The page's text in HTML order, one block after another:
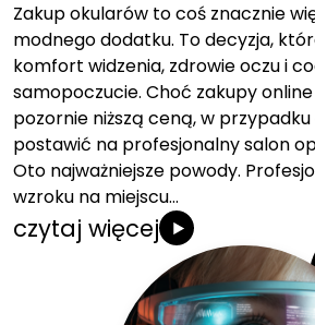
Zakup okularów to coś znacznie
modnego dodatku. To decyzja,
komfort widzenia, zdrowie oczu i
samopoczucie. Choć zakupy
pozornie niższą ceną, w
postawić na profesjonalny salon
Oto najważniejsze powody.
wzroku na miejscu…
czytaj więcej